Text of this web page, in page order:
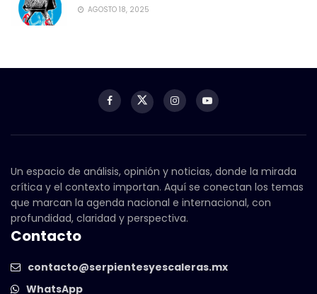
AGOSTO 18, 2025
Un espacio de análisis, opinión y noticias, donde la mirada
crítica y el contexto importan. Aquí se conectan los temas
que marcan la agenda nacional e internacional, con
profundidad, claridad y perspectiva.
Contacto
contacto@serpientesyescaleras.mx
WhatsApp